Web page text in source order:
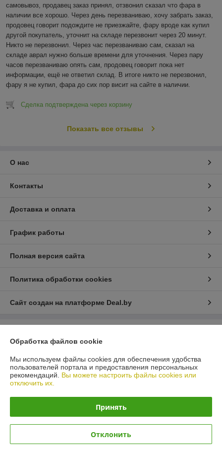
самовывоз, продавец заказ принял, отзвонил сказал что фара в
наличии все хорошо. Через день перезваниваю, хочу забрать заказ,
продовец говорит подождите не приезжайте, фару вроде как купил
другой покупатель, уточнит на складе перезвонит через 20 минут.
Никто не перезвонил. Через час перезваниваю сам, сказал на
складе аврал нужно больше времени для уточнения. Через пару
часов перезваниваю опять сам, продовец говорит пока нет
информации, ещё не ответил склад. В итоге никто не перезвонил,
фару я не купил, фара до сих пор висит на сайте в наличии.
Сделка подтверждена через корзину
Показать все отзывы
О нас
Контакты
Доставка и оплата
График работы
Полная версия сайта
Политика обработки cookies
Сайт создан на платформе Deal.by
г.Гродно, ул. Лиможа 26-66
Регистрационный номер ЕГР: 591242277
Регистрационный орган: АДМИНИСТРАЦИЯ ЛЕНИНСКОГО РАЙОНА Г.
Дата регистрации компании: 23.06.2014
Ссылка на свидетельство/лицензию
Обработка файлов cookie
Мы используем файлы cookies для обеспечения удобства
пользователей портала и предоставления персональных
рекомендаций. Вы можете настроить файлы cookies или
отключить их.
Принять
Отклонить